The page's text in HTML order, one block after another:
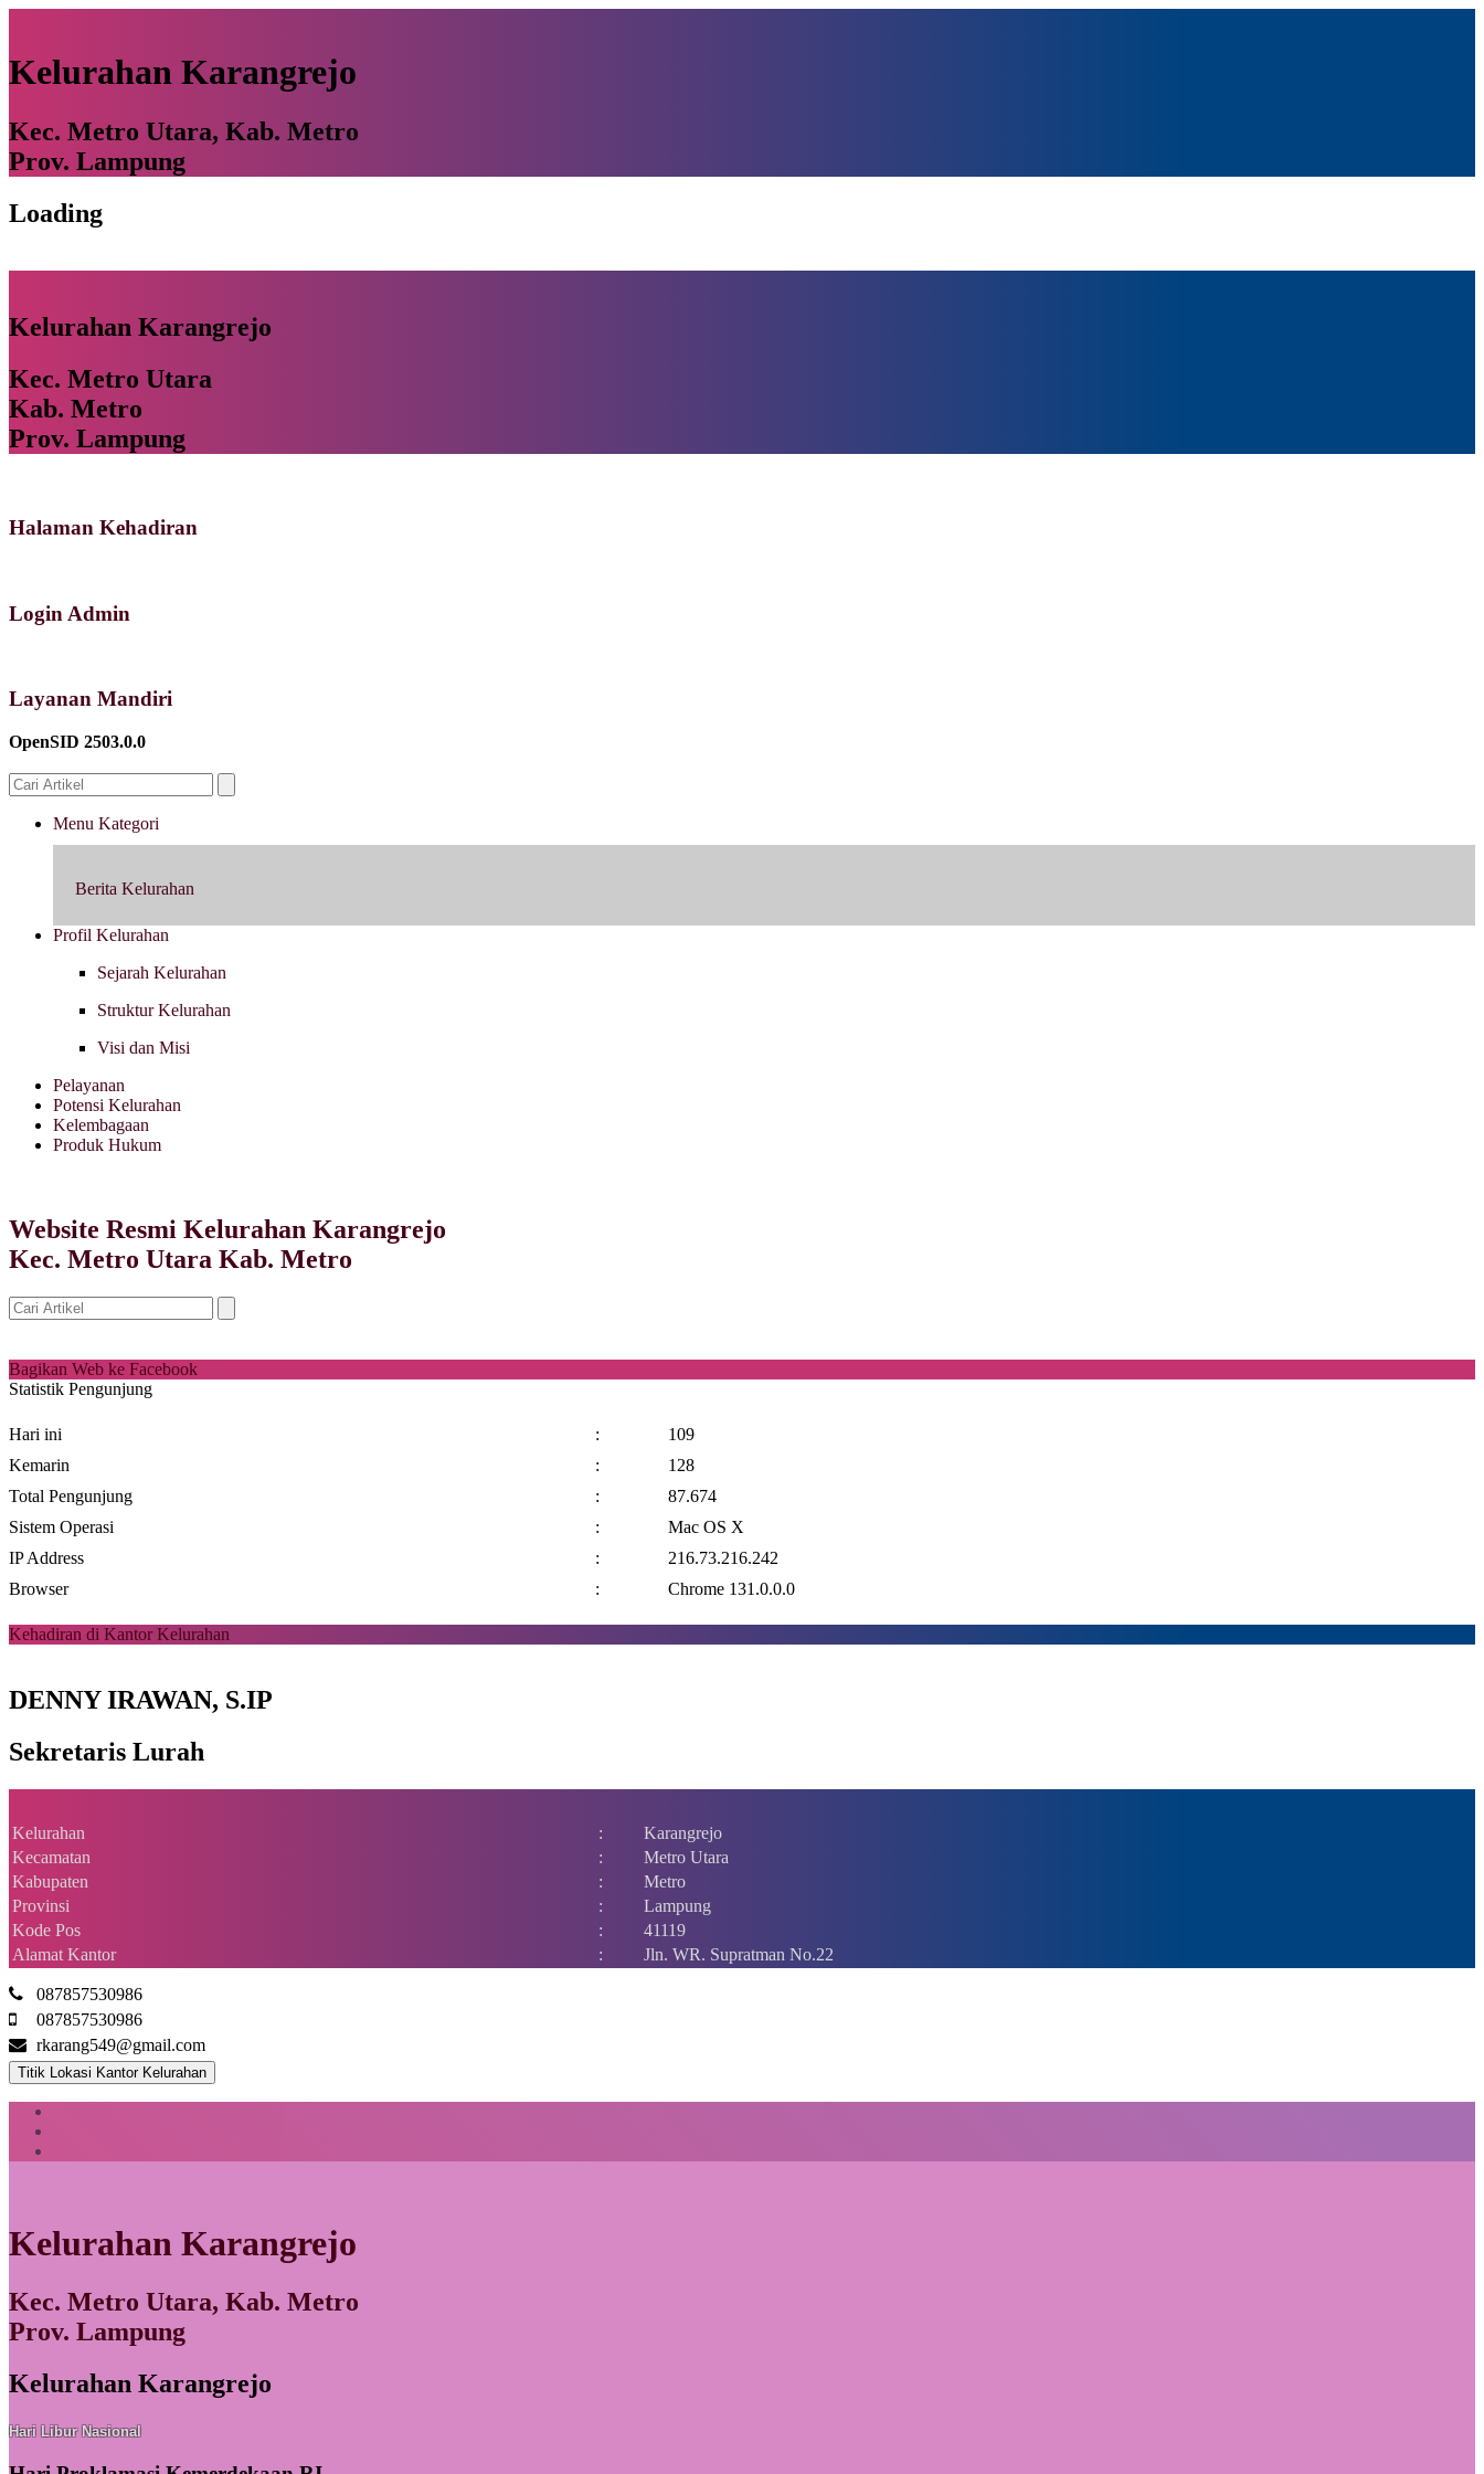
Kelurahan Karangrejo
Kec. Metro Utara, Kab. Metro
Prov. Lampung
Loading
Kelurahan Karangrejo
Kec. Metro Utara
Kab. Metro
Prov. Lampung
Halaman Kehadiran
Login Admin
Layanan Mandiri
OpenSID 2503.0.0
Menu Kategori
Berita Kelurahan
Profil Kelurahan
Sejarah Kelurahan
Struktur Kelurahan
Visi dan Misi
Pelayanan
Potensi Kelurahan
Kelembagaan
Produk Hukum
Website Resmi Kelurahan Karangrejo
Kec. Metro Utara Kab. Metro
Bagikan Web ke Facebook
Statistik Pengunjung
Hari ini :
109
Kemarin
:
128
Total Pengunjung
:
87.674
Sistem Operasi
:
Mac OS X
IP Address
:
216.73.216.242
Browser
: Chrome 131.0.0.0
Kehadiran di Kantor Kelurahan
DENNY IRAWAN, S.IP
Sekretaris Lurah
Kelurahan :
Karangrejo
Kecamatan
:
Metro Utara
Kabupaten
:
Metro
Provinsi
:
Lampung
Kode Pos
:
41119
Alamat Kantor
: Jln. WR. Supratman No.22
087857530986
087857530986
rkarang549@gmail.com
Titik Lokasi Kantor Kelurahan
Kelurahan Karangrejo
Kec. Metro Utara, Kab. Metro
Prov. Lampung
Kelurahan Karangrejo
Hari Libur Nasional